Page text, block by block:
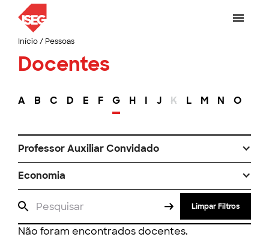
Início/ Pessoas
Docentes
A B C D E F G H I J K L M N O
Professor Auxiliar Convidado
Economia
Limpar Filtros
Não foram encontrados docentes.